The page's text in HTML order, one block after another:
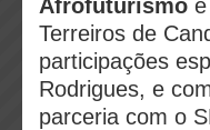
Afrofuturismo
Terreiros de
participações
Rodrigues, e
parceria com o